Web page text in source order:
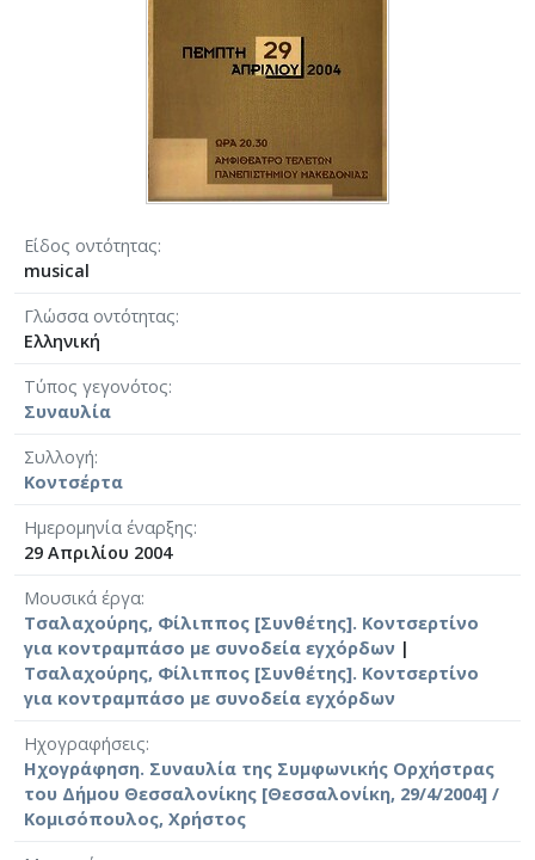
Είδος οντότητας
musical
Γλώσσα οντότητας
Ελληνική
Τύπος γεγονότος
Συναυλία
Συλλογή
Κοντσέρτα
Ημερομηνία έναρξης
29 Απριλίου 2004
Μουσικά έργα
Τσαλαχούρης, Φίλιππος [Συνθέτης]. Κοντσερτίνο
για κοντραμπάσο με συνοδεία εγχόρδων |
Τσαλαχούρης, Φίλιππος [Συνθέτης]. Κοντσερτίνο
για κοντραμπάσο με συνοδεία εγχόρδων
Ηχογραφήσεις
Ηχογράφηση. Συναυλία της Συμφωνικής Ορχήστρας
του Δήμου Θεσσαλονίκης [Θεσσαλονίκη, 29/4/2004] /
Κομισόπουλος, Χρήστος